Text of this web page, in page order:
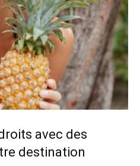
avec des
destination